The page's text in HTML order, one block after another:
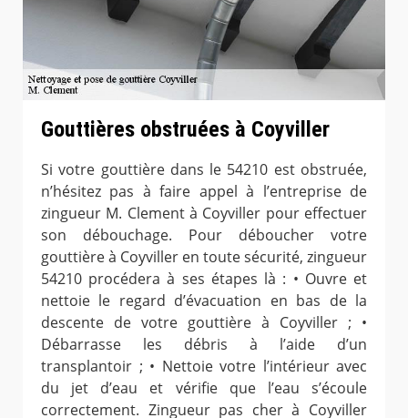
Gouttières obstruées à Coyviller
Si votre gouttière dans le 54210 est obstruée,
n’hésitez pas à faire appel à l’entreprise de
zingueur M. Clement à Coyviller pour effectuer
son débouchage. Pour déboucher votre
gouttière à Coyviller en toute sécurité, zingueur
54210 procédera à ses étapes là : • Ouvre et
nettoie le regard d’évacuation en bas de la
descente de votre gouttière à Coyviller ; •
Débarrasse les débris à l’aide d’un
transplantoir ; • Nettoie votre l’intérieur avec
du jet d’eau et vérifie que l’eau s’écoule
correctement. Zingueur pas cher à Coyviller